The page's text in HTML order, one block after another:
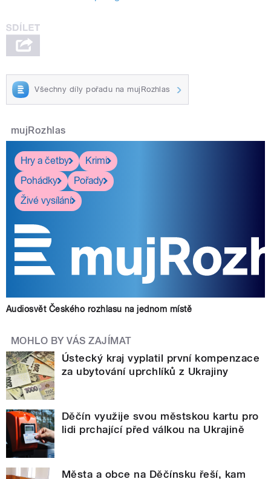
Všechny díly pořadu na mujRozhlas
mujRozhlas
Hry a četby
Krimi
Pohádky
Pořady
Živé vysílání
Audiosvět Českého rozhlasu na jednom místě
MOHLO BY VÁS ZAJÍMAT
Ústecký kraj vyplatil první kompenzace
za ubytování uprchlíků z Ukrajiny
Děčín využije svou městskou kartu pro
lidi prchající před válkou na Ukrajině
Města a obce na Děčínsku řeší, kam